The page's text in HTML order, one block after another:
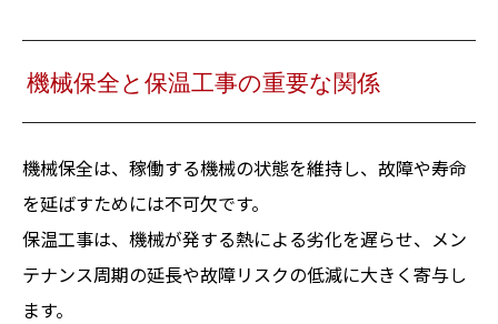
機械保全と保温工事の重要な関係
機械保全は、稼働する機械の状態を維持し、故障や寿命
を延ばすためには不可欠です。
保温工事は、機械が発する熱による劣化を遅らせ、メン
テナンス周期の延長や故障リスクの低減に大きく寄与し
ます。